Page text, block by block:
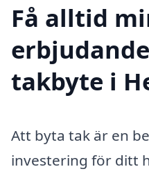
Få alltid
takbyte i
Att byta tak är en
investering för ditt